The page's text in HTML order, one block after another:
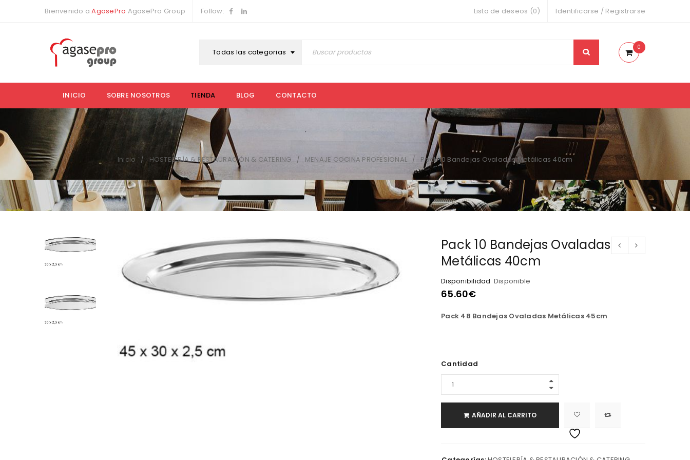
Bienvenido aAgasePro AgasePro Group Follow: Identificarse / Registrarse
Lista de deseos (0)
Todas las categorias
0
INICIO SOBRE NOSOTROS TIENDA BLOG CONTACTO
Inicio / HOSTELERÍA & RESTAURACIÓN & CATERING / MENAJE COCINA PROFESIONAL / Pack 10 Bandejas Ovaladas Metálicas 40cm
Pack 10 Bandejas Ovaladas
Metálicas 40cm
Disponibilidad Disponible
65.60€
Pack 48 Bandejas Ovaladas Metálicas 45cm
Cantidad
AÑADIR AL CARRITO